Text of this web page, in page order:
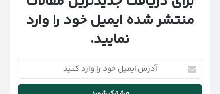
منتشر شده ایمیل خود را وارد
نمایید.
آدرس
ایمیل
خود